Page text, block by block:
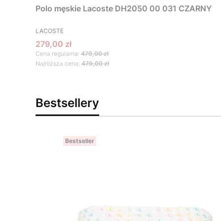
Polo męskie Lacoste DH2050 00 031 CZARNY
PRODUCENT
LACOSTE
Cena promocyjna
279,00 zł
Cena regularna: 479,00 zł
Najniższa cena: 479,00 zł
Bestsellery
Bestseller